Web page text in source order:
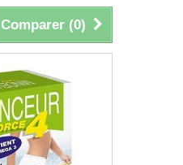
Comparer (0)